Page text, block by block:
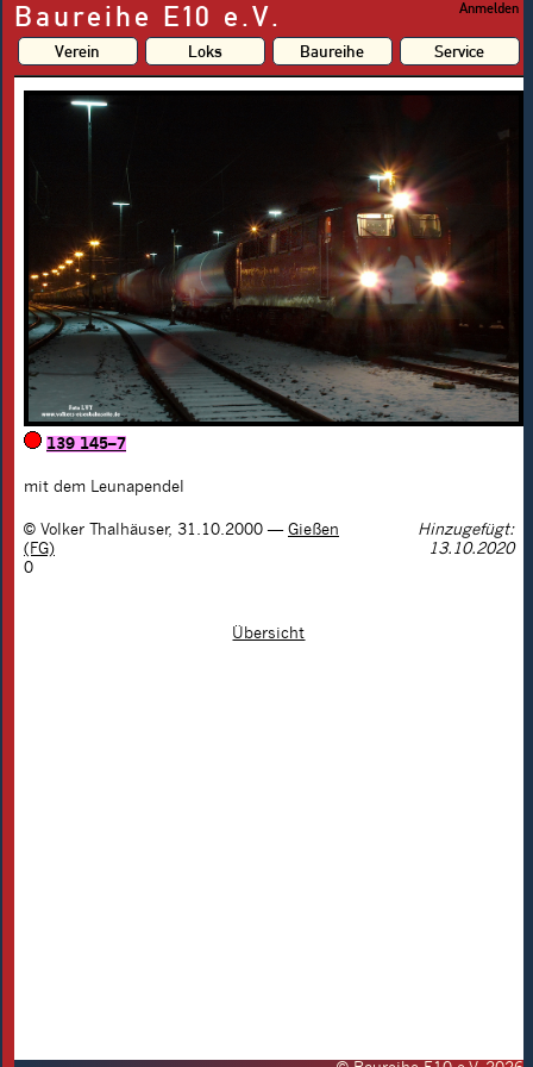
Baureihe E10 e.V. Anmelden
Verein Loks Baureihe Service
139 145–7
mit dem Leunapendel
© Volker Thalhäuser, 31.10.2000 — Gießen
(FG)
Hinzugefügt:
13.10.2020
0
Übersicht